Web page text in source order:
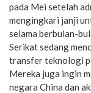
pada Mei setelah
mengingkari janji
selama berbulan-
Serikat sedang
transfer teknologi
Mereka juga ingin
negara China dan